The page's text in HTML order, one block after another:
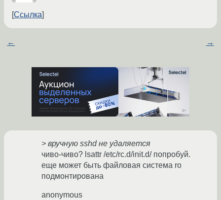
Ссылка
← →
> вручную sshd не удаляется
чиво-чиво? lsattr /etc/rc.d/init.d/ попробуй.
еще может быть файловая система ro
подмонтирована
anonymous